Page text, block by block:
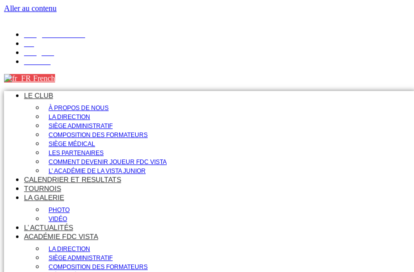
Aller au contenu
French
LE CLUB
À PROPOS DE NOUS
LA DIRECTION
SIÈGE ADMINISTRATIF
COMPOSITION DES FORMATEURS
SIÈGE MÉDICAL
LES PARTENAIRES
COMMENT DEVENIR JOUEUR FDC VISTA
L’ ACADÉMIE DE LA VISTA JUNIOR
CALENDRIER ET RESULTATS
TOURNOIS
LA GALERIE
PHOTO
VIDÉO
L’ ACTUALITÉS
ACADÉMIE FDC VISTA
LA DIRECTION
SIÈGE ADMINISTRATIF
COMPOSITION DES FORMATEURS